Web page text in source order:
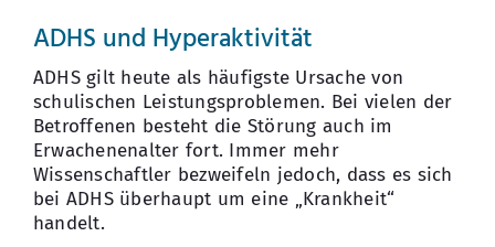
ADHS und Hyperaktivität
ADHS gilt heute als häufigste Ursache von
schulischen Leistungsproblemen. Bei vielen der
Betroffenen besteht die Störung auch im
Erwachenenalter fort. Immer mehr
Wissenschaftler bezweifeln jedoch, dass es sich
bei ADHS überhaupt um eine „Krankheit“
handelt.